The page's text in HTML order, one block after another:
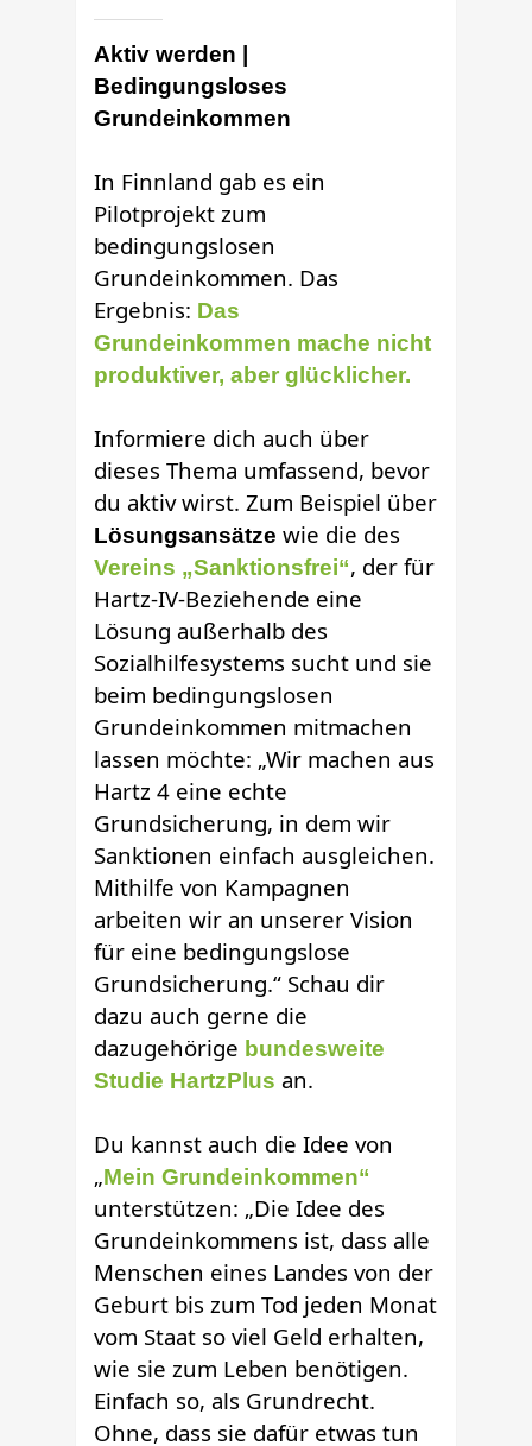
Aktiv werden |
Bedingungsloses
Grundeinkommen
In Finnland gab es ein
Pilotprojekt zum
bedingungslosen
Grundeinkommen. Das
Ergebnis: Das
Grundeinkommen mache nicht
produktiver, aber glücklicher.
Informiere dich auch über
dieses Thema umfassend, bevor
du aktiv wirst. Zum Beispiel über
Lösungsansätze wie die des
Vereins „Sanktionsfrei“, der für
Hartz-IV-Beziehende eine
Lösung außerhalb des
Sozialhilfesystems sucht und sie
beim bedingungslosen
Grundeinkommen mitmachen
lassen möchte: „Wir machen aus
Hartz 4 eine echte
Grundsicherung, in dem wir
Sanktionen einfach ausgleichen.
Mithilfe von Kampagnen
arbeiten wir an unserer Vision
für eine bedingungslose
Grundsicherung.“ Schau dir
dazu auch gerne die
dazugehörige bundesweite
Studie HartzPlus an.
Du kannst auch die Idee von
„Mein Grundeinkommen“
unterstützen: „Die Idee des
Grundeinkommens ist, dass alle
Menschen eines Landes von der
Geburt bis zum Tod jeden Monat
vom Staat so viel Geld erhalten,
wie sie zum Leben benötigen.
Einfach so, als Grundrecht.
Ohne, dass sie dafür etwas tun